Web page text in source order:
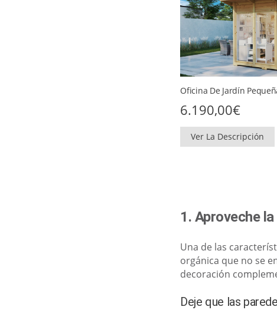
Oficina De Jardín
6.190,00€
Ver La Descripción
1. Aproveche
Una de las
orgánica que no se
decoración
Deje que las